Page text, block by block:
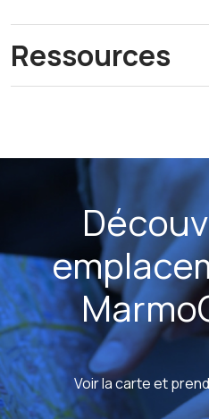
Ressources
Voir la carte et